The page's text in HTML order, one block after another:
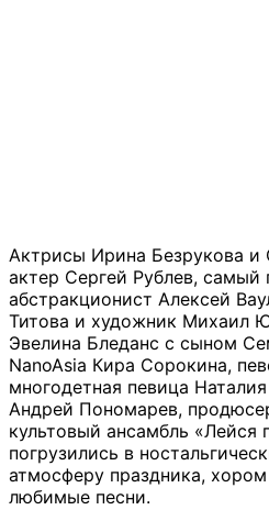
Актрисы Ирина Безрукова и
актер Сергей Рублев,
абстракционист Алексей
Титова и художник Михаил
Эвелина Бледанс с сыном
NanoAsia Кира Сорокина,
многодетная певица
Андрей Пономарев,
культовый ансамбль «Лейся
погрузились в
атмосферу праздника,
любимые песни.